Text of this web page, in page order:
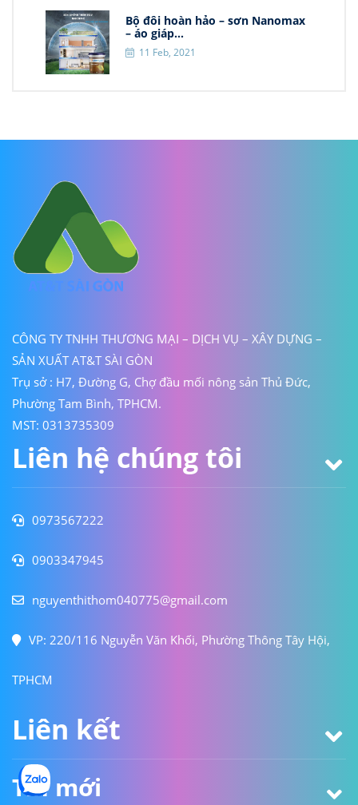
Bộ đôi hoàn hảo – sơn Nanomax
– áo giáp...
11 Feb, 2021
CÔNG TY TNHH THƯƠNG MẠI – DỊCH VỤ – XÂY DỰNG –
SẢN XUẤT AT&T SÀI GÒN
Trụ sở : H7, Đường G, Chợ đầu mối nông sản Thủ Đức,
Phường Tam Bình, TPHCM.
MST: 0313735309
Liên hệ chúng tôi
0973567222
0903347945
nguyenthithom040775@gmail.com
VP: 220/116 Nguyễn Văn Khối, Phường Thông Tây Hội,
TPHCM
Liên kết
Tin mới